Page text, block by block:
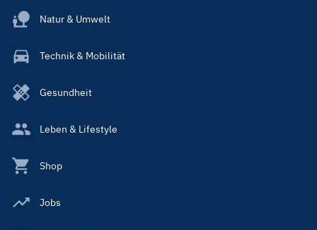
Natur & Umwelt
Technik & Mobilität
Gesundheit
Leben & Lifestyle
Shop
Jobs